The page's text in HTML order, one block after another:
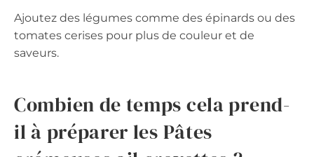
Ajoutez des légumes comme des épinards ou des
tomates cerises pour plus de couleur et de
saveurs.
Combien de temps cela prend-
il à préparer les Pâtes